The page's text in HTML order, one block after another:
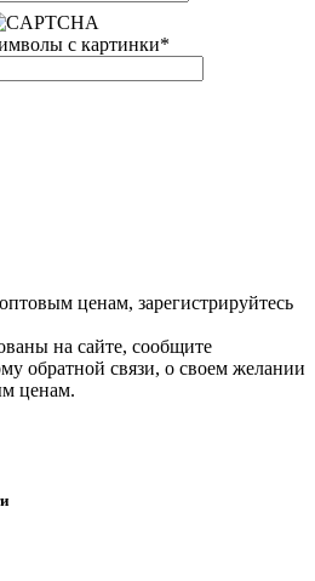
с картинки*
ценам, зарегистрируйтесь
на сайте, сообщите
обратной связи, о своем желании
ценам.